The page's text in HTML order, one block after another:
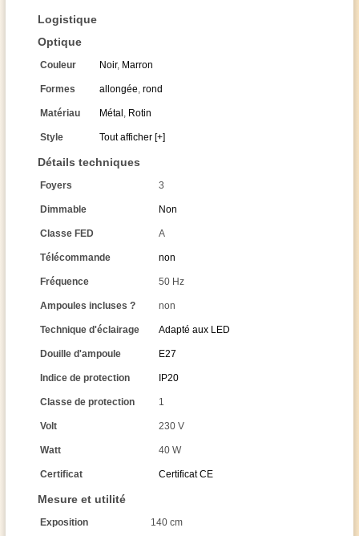
Logistique
Optique
Couleur Noir, Marron
Formes allongée, rond
Matériau Métal , Rotin
Style Tout afficher [+]
Détails techniques
Foyers 3
Dimmable Non
Classe FED A
Télécommande non
Fréquence 50 Hz
Ampoules incluses ? non
Technique d'éclairage Adapté aux LED
Douille d'ampoule E27
Indice de protection IP20
Classe de protection 1
Volt 230 V
Watt 40 W
Certificat Certificat CE
Mesure et utilité
Exposition 140 cm